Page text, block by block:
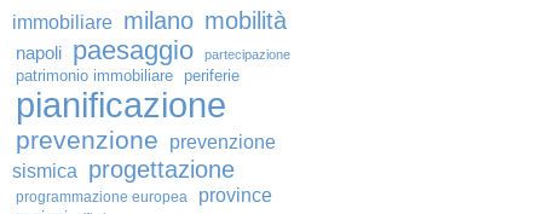
immobiliare milano mobilità
napoli paesaggio partecipazione
patrimonio immobiliare periferie
pianificazione
prevenzione
prevenzione
sismica
progettazione
programmazione europea province